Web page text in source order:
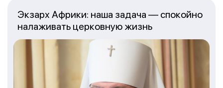
Экзарх Африки: наша задача — спокойно
налаживать церковную жизнь